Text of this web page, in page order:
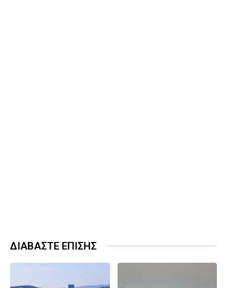
ΔΙΑΒΑΣΤΕ ΕΠΙΣΗΣ